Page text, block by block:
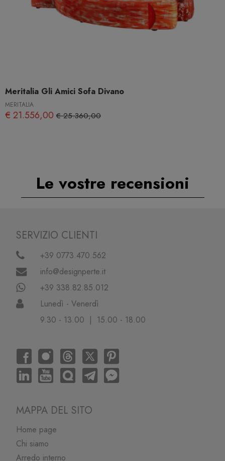
Meritalia Gli Amici Sofa Divano
MERITALIA
€ 21.556,00 € 25.360,00
Le vostre recensioni
SERVIZIO CLIENTI
+39 0773.470.562
info@designperte.it
+39 338.82.85.012
Lunedì - Venerdì
9.30 - 13.00 | 15.00 - 18.00
MAPPA DEL SITO
Home page
Chi siamo
Arredo interno